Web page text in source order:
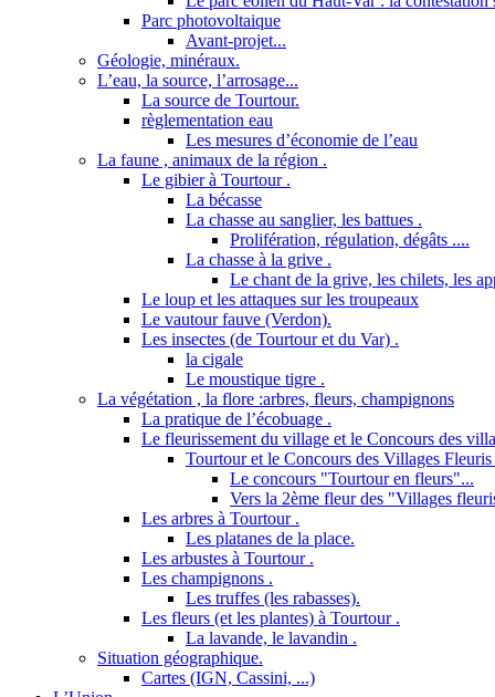
Parc photovoltaique
Avant-projet...
Géologie, minéraux.
L’eau, la source, l’arrosage...
La source de Tourtour.
règlementation eau
Les mesures d’économie de l’eau
La faune , animaux de la région .
Le gibier à Tourtour .
La bécasse
La chasse au sanglier, les battues .
Prolifération, régulation, dégâts ....
La chasse à la grive .
Le chant de la grive, les chilets, les
Le loup et les attaques sur les troupeaux
Le vautour fauve (Verdon).
Les insectes (de Tourtour et du Var) .
la cigale
Le moustique tigre .
La végétation , la flore :arbres, fleurs, champignons
La pratique de l’écobuage .
Le fleurissement du village et le Concours des
Tourtour et le Concours des Villages Fleuris
Le concours "Tourtour en fleurs"...
Vers la 2ème fleur des "Villages
Les arbres à Tourtour .
Les platanes de la place.
Les arbustes à Tourtour .
Les champignons .
Les truffes (les rabasses).
Les fleurs (et les plantes) à Tourtour .
La lavande, le lavandin .
Situation géographique.
Cartes (IGN, Cassini, ...)